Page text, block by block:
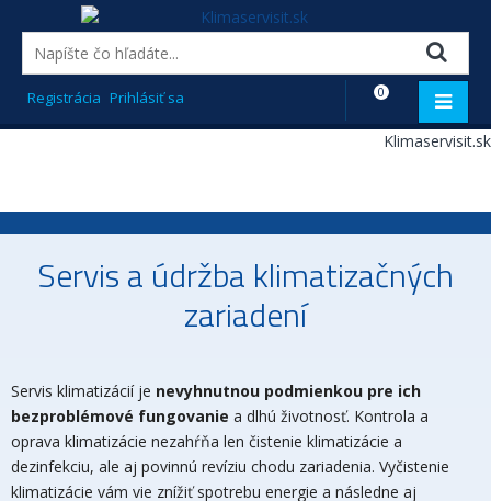
Registrácia Prihlásiť sa 0
Servis a údržba klimatizačných
zariadení
Servis klimatizácií je nevyhnutnou podmienkou pre ich
bezproblémové fungovanie a dlhú životnosť. Kontrola a
oprava klimatizácie nezahŕňa len čistenie klimatizácie a
dezinfekciu, ale aj povinnú revíziu chodu zariadenia. Vyčistenie
klimatizácie vám vie znížiť spotrebu energie a následne aj